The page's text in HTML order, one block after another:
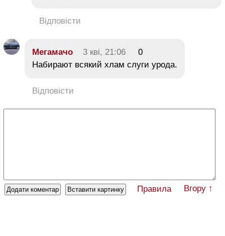
Відповісти
Мегамачо 3 кві, 21:06
0
Набирают всякий хлам слуги урода.
Відповісти
Правила Вгору ↑